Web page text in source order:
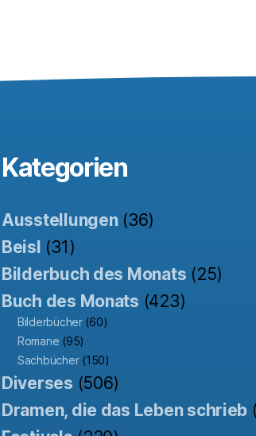
Kategorien
Ausstellungen(36)
Beisl (31)
Bilderbuch des Monats (25)
Buch des Monats (423)
Bilderbücher(60)
Romane (95)
Sachbücher(150)
Diverses (506)
Dramen, die das Leben schrieb